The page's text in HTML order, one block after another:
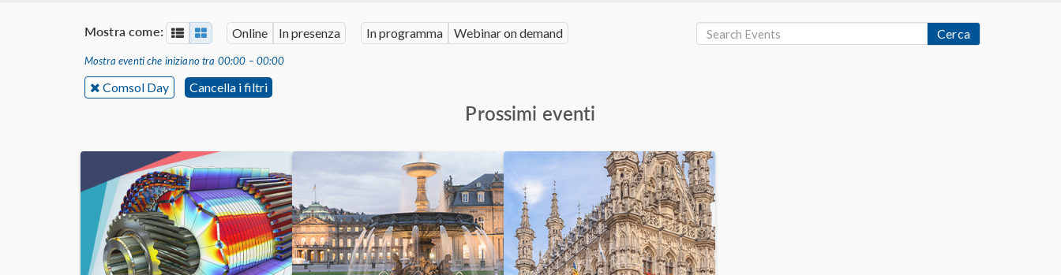
Mostra come: Online In presenza In programma Webinar on demand Cerca
Mostra eventi che iniziano tra 00:00 – 00:00
Comsol Day Cancella i filtri
Prossimi eventi